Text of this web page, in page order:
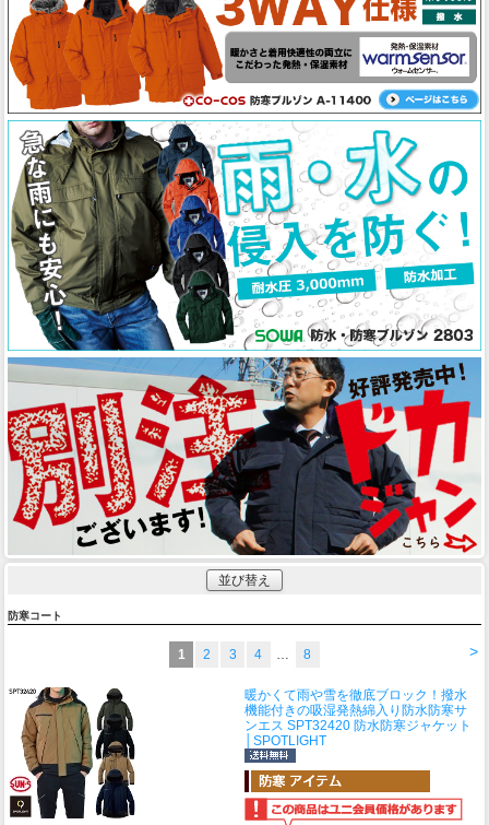
並び替え
防寒コート
>
1 2 3 4 … 8
暖かくて雨や雪を徹底ブロック！撥水
機能付きの吸湿発熱綿入り防水防寒サ
ンエス SPT32420 防水防寒ジャケット
│SPOTLIGHT